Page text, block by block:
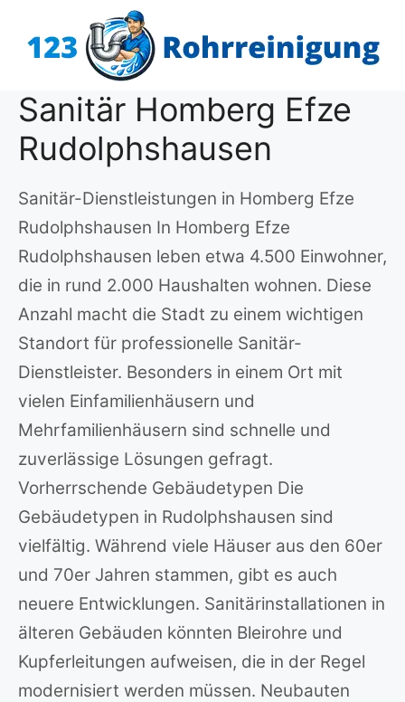
Inhalt
Sanitär Homberg Efze
Rudolphshausen
Sanitär-Dienstleistungen in Homberg Efze
Rudolphshausen In Homberg Efze
Rudolphshausen leben etwa 4.500 Einwohner,
die in rund 2.000 Haushalten wohnen. Diese
Anzahl macht die Stadt zu einem wichtigen
Standort für professionelle Sanitär-
Dienstleister. Besonders in einem Ort mit
vielen Einfamilienhäusern und
Mehrfamilienhäusern sind schnelle und
zuverlässige Lösungen gefragt.
Vorherrschende Gebäudetypen Die
Gebäudetypen in Rudolphshausen sind
vielfältig. Während viele Häuser aus den 60er
und 70er Jahren stammen, gibt es auch
neuere Entwicklungen. Sanitärinstallationen in
älteren Gebäuden könnten Bleirohre und
Kupferleitungen aufweisen, die in der Regel
modernisiert werden müssen. Neubauten